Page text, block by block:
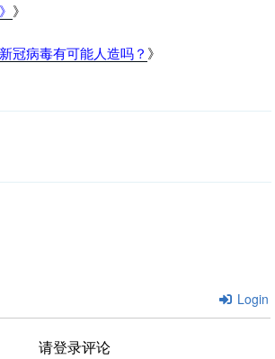
》
冠病毒有可能人造吗？ 》
Login
请登录评论